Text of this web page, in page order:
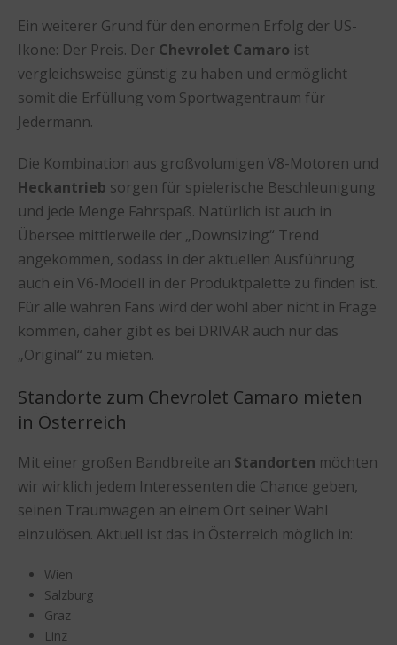
Ein weiterer Grund für den enormen Erfolg der US-
Ikone: Der Preis. Der Chevrolet Camaro ist
vergleichsweise günstig zu haben und ermöglicht
somit die Erfüllung vom Sportwagentraum für
Jedermann.
Die Kombination aus großvolumigen V8-Motoren und
Heckantrieb sorgen für spielerische Beschleunigung
und jede Menge Fahrspaß. Natürlich ist auch in
Übersee mittlerweile der „Downsizing“ Trend
angekommen, sodass in der aktuellen Ausführung
auch ein V6-Modell in der Produktpalette zu finden ist.
Für alle wahren Fans wird der wohl aber nicht in Frage
kommen, daher gibt es bei DRIVAR auch nur das
„Original“ zu mieten.
Standorte zum Chevrolet Camaro mieten
in Österreich
Mit einer großen Bandbreite an Standorten möchten
wir wirklich jedem Interessenten die Chance geben,
seinen Traumwagen an einem Ort seiner Wahl
einzulösen. Aktuell ist das in Österreich möglich in:
Wien
Salzburg
Graz
Linz